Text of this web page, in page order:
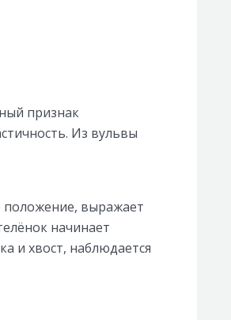
признак
Из вульвы
положение, выражает
начинает
и хвост, наблюдается